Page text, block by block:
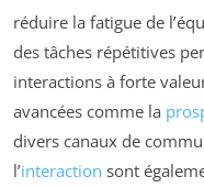
réduire la fatigue de
des tâches répétitives
interactions à forte
avancées comme la
divers canaux de
l’interaction sont